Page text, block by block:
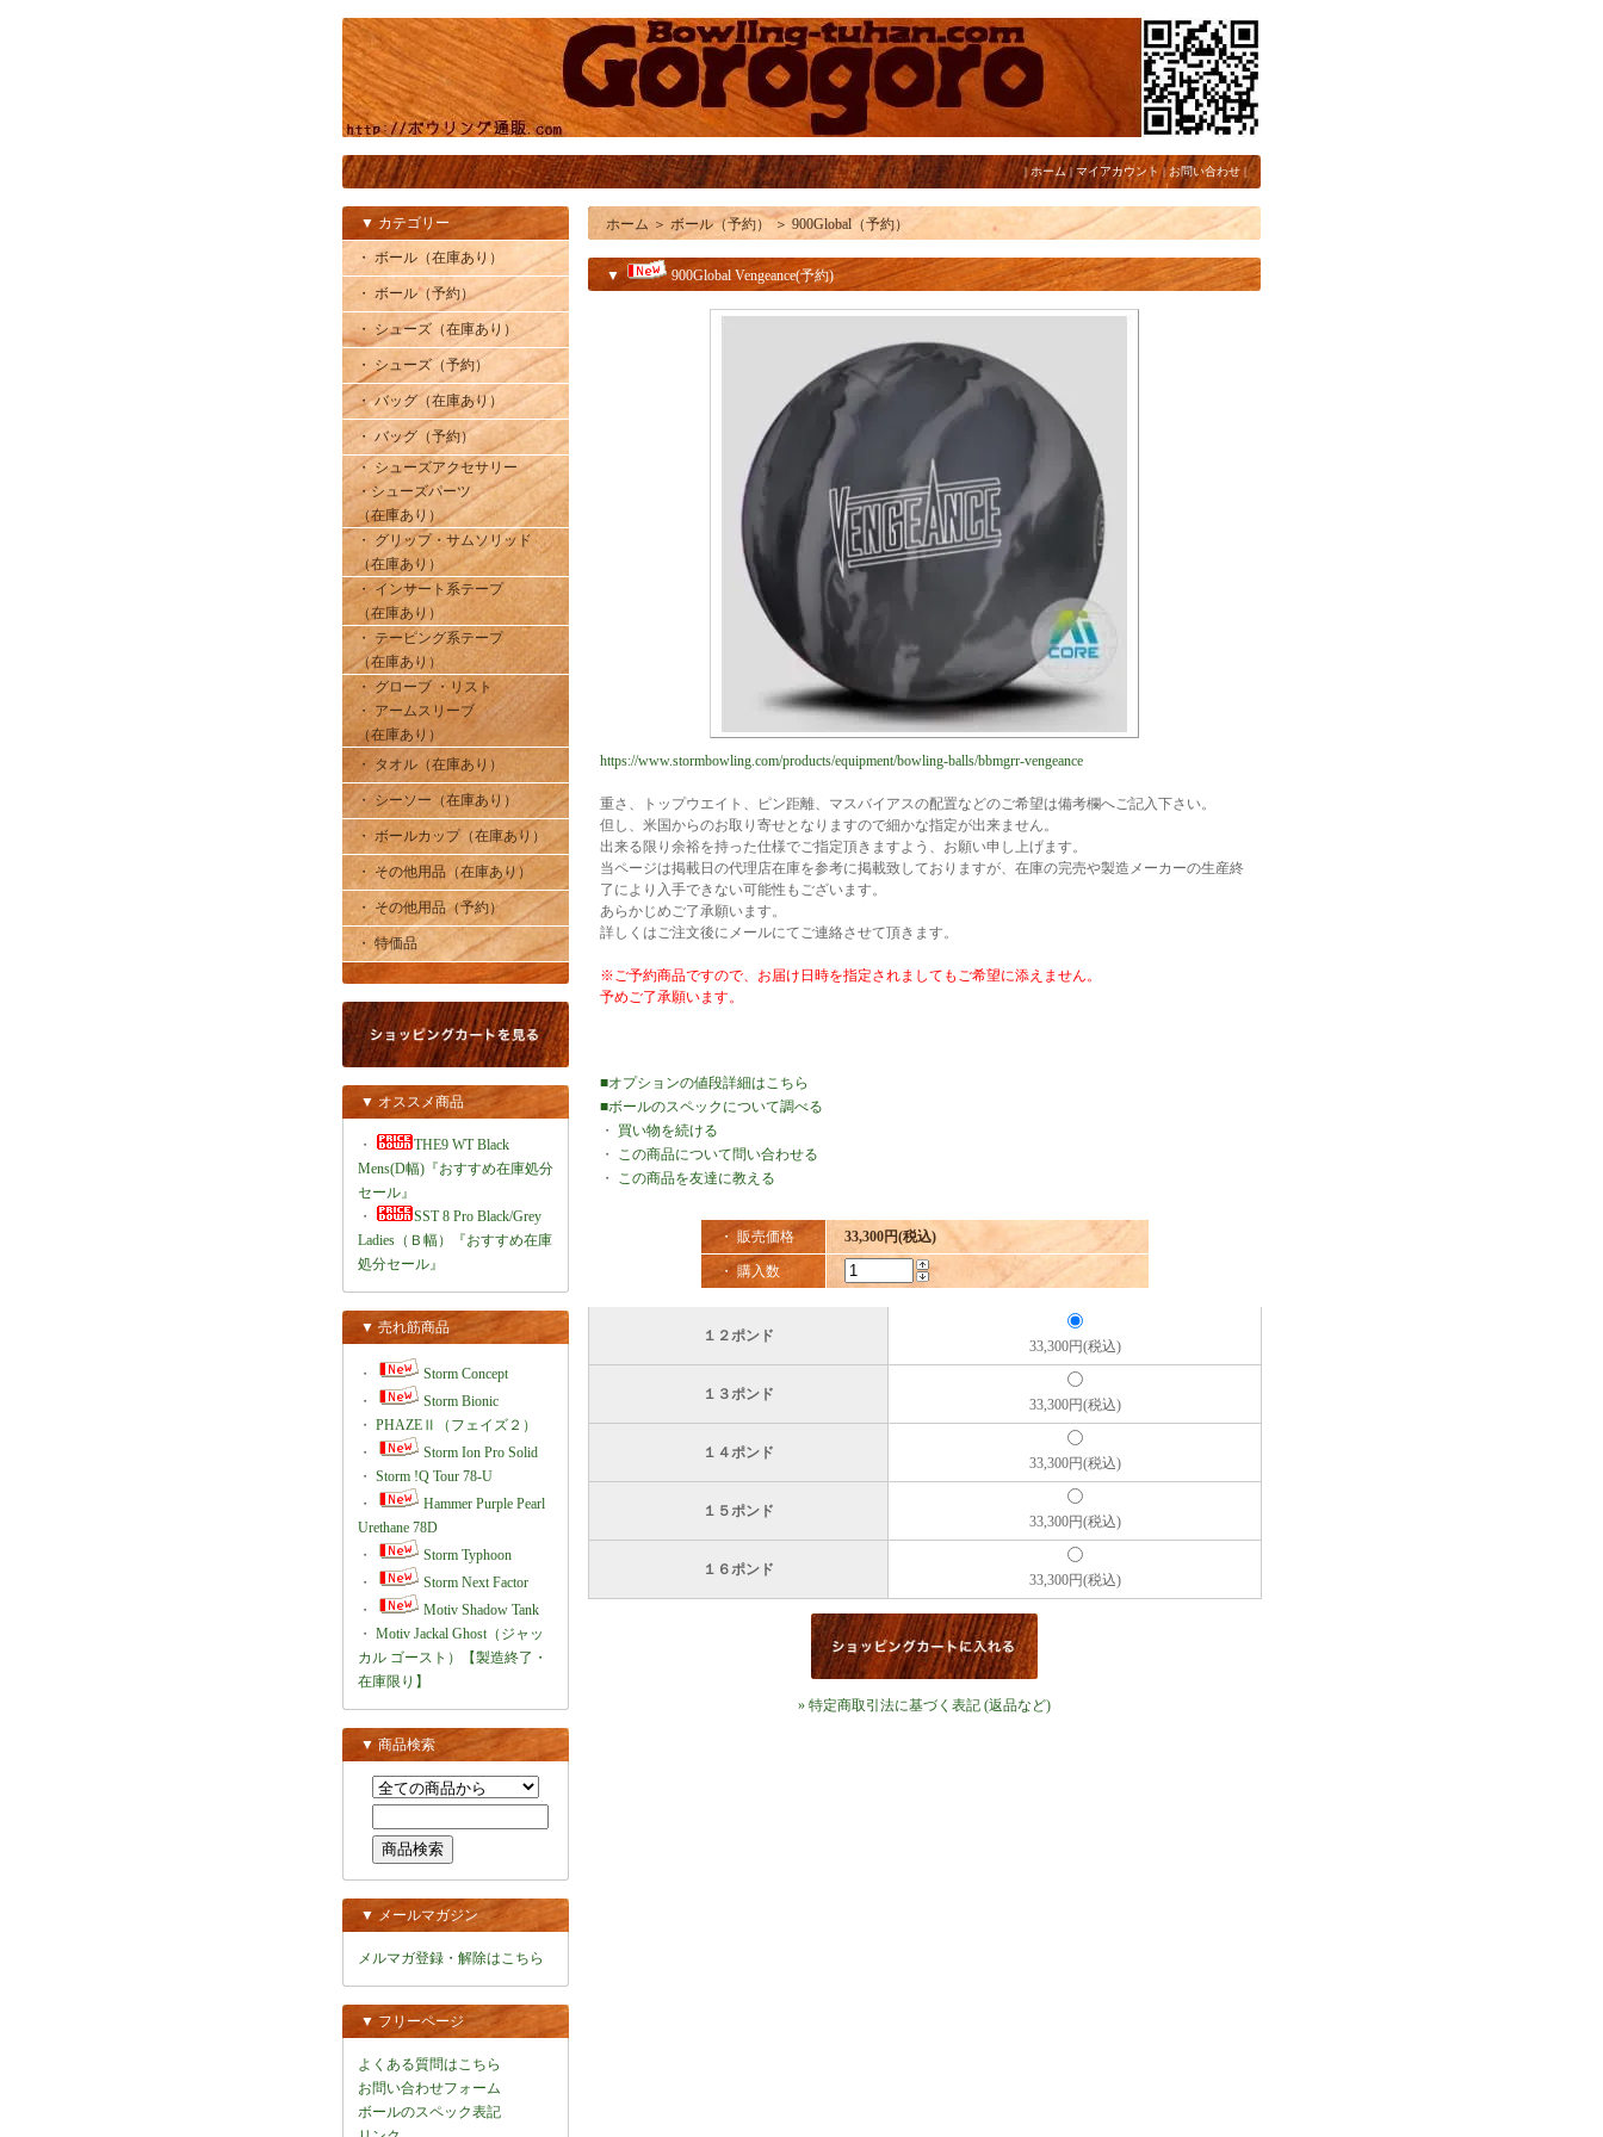
|ホーム|マイアカウント | お問い合わせ |
▼ カテゴリー
・ ボール（在庫あり）
・ ボール（予約）
・ シューズ（在庫あり）
・ シューズ（予約）
・ バッグ（在庫あり）
・ バッグ（予約）
・ シューズアクセサリー
・シューズパーツ
（在庫あり）
・ グリップ・サムソリッド
（在庫あり）
・ インサート系テープ
（在庫あり）
・ テーピング系テープ
（在庫あり）
・ グローブ ・リスト
・ アームスリーブ
（在庫あり）
・ タオル（在庫あり）
・ シーソー（在庫あり）
・ ボールカップ（在庫あり）
・ その他用品（在庫あり）
・ その他用品（予約）
・ 特価品
▼ オススメ商品
・
THE9 WT Black
Mens(D幅)『おすすめ在庫処分
セール』
・
SST 8 Pro Black/Grey
Ladies（Ｂ幅）『おすすめ在庫
処分セール』
▼ 売れ筋商品
・
Storm Concept
・
Storm Bionic
・ PHAZEⅡ（フェイズ２）
・
Storm Ion Pro Solid
・ Storm !Q Tour 78-U
・
Hammer Purple Pearl
Urethane 78D
・
Storm Typhoon
・
Storm Next Factor
・
Motiv Shadow Tank
・ Motiv Jackal Ghost（ジャッ
カル ゴースト）【製造終了・
在庫限り】
▼ 商品検索
▼ メールマガジン
メルマガ登録・解除はこちら
▼ フリーページ
よくある質問はこちら
お問い合わせフォーム
ボールのスペック表記
ホーム ＞ ボール（予約） ＞ 900Global（予約）
▼ 900Global Vengeance(予約)
https://www.stormbowling.com/products/equipment/bowling-balls/bbmgrr-vengeance
重さ、トップウエイト、ピン距離、マスバイアスの配置などのご希望は備考欄へご記入下さい。
但し、米国からのお取り寄せとなりますので細かな指定が出来ません。
出来る限り余裕を持った仕様でご指定頂きますよう、お願い申し上げます。
当ページは掲載日の代理店在庫を参考に掲載致しておりますが、在庫の完売や製造メーカーの生産終
了により入手できない可能性もございます。
あらかじめご了承願います。
詳しくはご注文後にメールにてご連絡させて頂きます。
※ご予約商品ですので、お届け日時を指定されましてもご希望に添えません。
予めご了承願います。
■オプションの値段詳細はこちら
■ボールのスペックについて調べる
・ 買い物を続ける
・ この商品について問い合わせる
・ この商品を友達に教える
・ 販売価格 33,300円(税込)
・ 購入数
１２ポンド
33,300円(税込)
１３ポンド
33,300円(税込)
１４ポンド
33,300円(税込)
１５ポンド
33,300円(税込)
１６ポンド
33,300円(税込)
» 特定商取引法に基づく表記 (返品など)